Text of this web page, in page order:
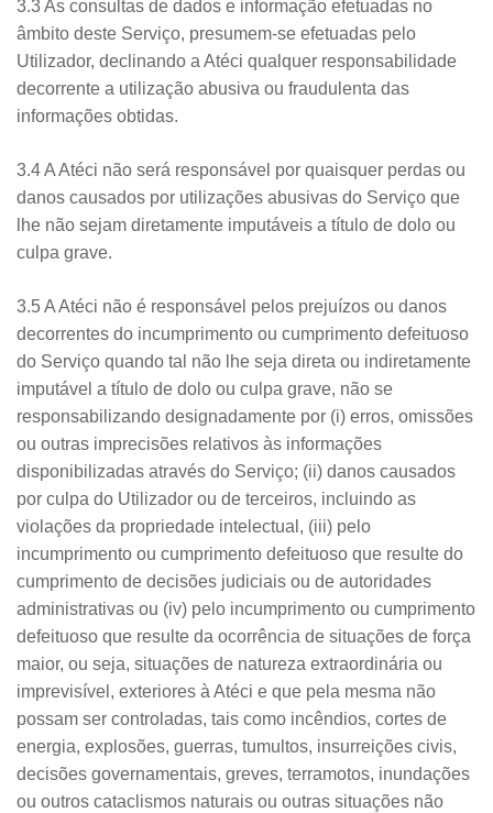
3.3 As consultas de dados e informação efetuadas no
âmbito deste Serviço, presumem-se efetuadas pelo
Utilizador, declinando a Atéci qualquer responsabilidade
decorrente a utilização abusiva ou fraudulenta das
informações obtidas.
3.4 A Atéci não será responsável por quaisquer perdas ou
danos causados por utilizações abusivas do Serviço que
lhe não sejam diretamente imputáveis a título de dolo ou
culpa grave.
3.5 A Atéci não é responsável pelos prejuízos ou danos
decorrentes do incumprimento ou cumprimento defeituoso
do Serviço quando tal não lhe seja direta ou indiretamente
imputável a título de dolo ou culpa grave, não se
responsabilizando designadamente por (i) erros, omissões
ou outras imprecisões relativos às informações
disponibilizadas através do Serviço; (ii) danos causados
por culpa do Utilizador ou de terceiros, incluindo as
violações da propriedade intelectual, (iii) pelo
incumprimento ou cumprimento defeituoso que resulte do
cumprimento de decisões judiciais ou de autoridades
administrativas ou (iv) pelo incumprimento ou cumprimento
defeituoso que resulte da ocorrência de situações de força
maior, ou seja, situações de natureza extraordinária ou
imprevisível, exteriores à Atéci e que pela mesma não
possam ser controladas, tais como incêndios, cortes de
energia, explosões, guerras, tumultos, insurreições civis,
decisões governamentais, greves, terramotos, inundações
ou outros cataclismos naturais ou outras situações não